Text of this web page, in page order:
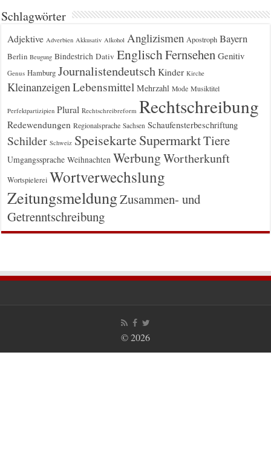
Schlagwörter
Adjektive Adverbien Akkusativ Alkohol Anglizismen Apostroph Bayern
Berlin Beugung Bindestrich Dativ EnglischFernsehen Genitiv
Genus Hamburg Journalistendeutsch Kinder Kirche
Kleinanzeigen Lebensmittel Mehrzahl Mode Musiktitel
Perfektpartizipien Plural Rechtschreibreform Rechtschreibung
Redewendungen Regionalsprache Sachsen Schaufensterbeschriftung
Schilder Schweiz Speisekarte SupermarktTiere
Umgangssprache Weihnachten WerbungWortherkunft
Wortspielerei Wortverwechslung
ZeitungsmeldungZusammen- und
Getrenntschreibung
© 2026